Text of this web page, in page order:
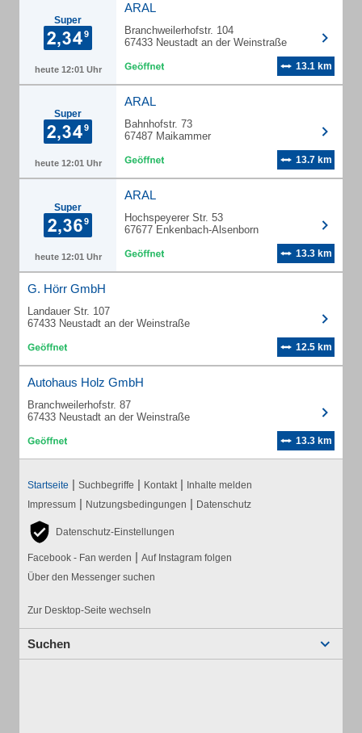
Super
heute 12:01 Uhr
ARAL
Branchweilerhofstr. 104
67433 Neustadt an der Weinstraße
13.1 km
Super
heute 12:01 Uhr
ARAL
Bahnhofstr. 73
67487 Maikammer
13.7 km
Super
heute 12:01 Uhr
ARAL
Hochspeyerer Str. 53
67677 Enkenbach-Alsenborn
13.3 km
G. Hörr GmbH
Landauer Str. 107
67433 Neustadt an der Weinstraße
12.5 km
Autohaus Holz GmbH
Branchweilerhofstr. 87
67433 Neustadt an der Weinstraße
13.3 km
Startseite | Suchbegriffe | Kontakt | Inhalte melden
Impressum | Nutzungsbedingungen | Datenschutz
Datenschutz-Einstellungen
Facebook - Fan werden | Auf Instagram folgen
Über den Messenger suchen
Zur Desktop-Seite wechseln
Suchen